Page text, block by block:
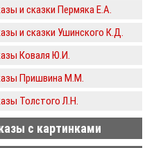
и сказки Пермяка Е.А.
и сказки Ушинского К.Д.
Коваля Ю.И.
Пришвина М.М.
Толстого Л.Н.
с картинками